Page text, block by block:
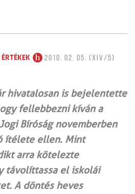
2010. 02. 05. (XIV/5)
hivatalosan is bejelentette
fellebbezni kíván a
Bíróság novemberben
ítélete ellen. Mint
arra kötelezte
távolíttassa el iskolái
A döntés heves